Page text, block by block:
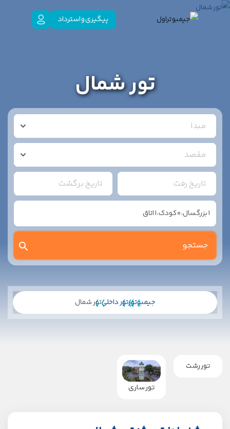
پیگیری و استرداد
تور شمال
مبدا
مقصد
تاریخ رفت تاریخ برگشت
1بزرگسال،0کودک،1اتاق
جیمبوتورتور داخلیتور شمال
تور رشت
تور ساری